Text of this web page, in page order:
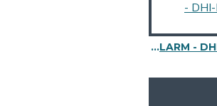
DAHUA FIRE ALARM - DHI-HY-C131-CTXF - كاشف دخان